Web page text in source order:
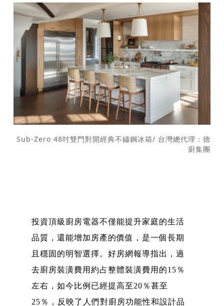
Sub-Zero 48吋雙門對開經典不鏽鋼冰箱/ 台灣總代理：德
廚集團
投資頂級廚房電器不僅能提升家庭的生活
品質，還能增加房產的價值，是一個長期
且穩固的明智選擇。好房網報導指出，過
去廚房裝潢費用約占整體裝潢費用的15％
左右，如今比例已經提高至20％甚至
25％，反映了人們對廚房功能性和設計品